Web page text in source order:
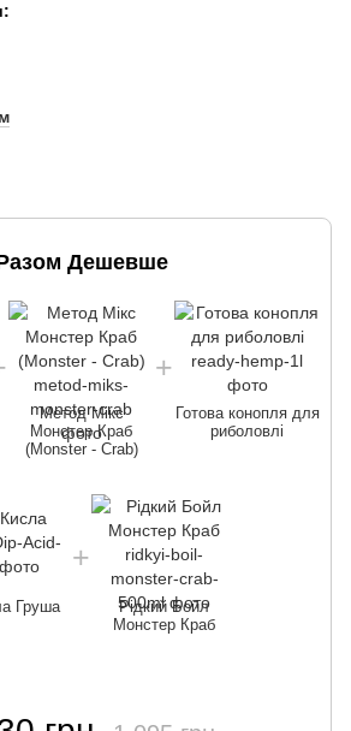
Дешевше
Метод Мікс
Монстер Краб
(Monster - Crab)
Готова конопля для
риболовлі
Груша
Рідкий Бойл
Монстер Краб